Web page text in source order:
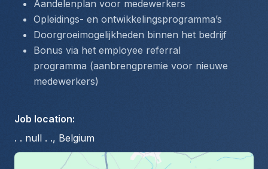
Aandelenplan voor medewerkers
Opleidings- en ontwikkelingsprogramma’s
Doorgroeimogelijkheden binnen het bedrijf
Bonus via het employee referral
programma (aanbrengpremie voor nieuwe
medewerkers)
Job location:
. . null . ., Belgium